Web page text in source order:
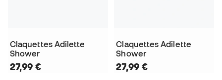
Claquettes Adilette
Shower
27,99 €
Claquettes Adilette
Shower
27,99 €